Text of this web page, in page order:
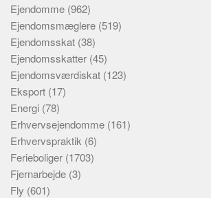
Ejendomme (962)
Ejendomsmæglere (519)
Ejendomsskat (38)
Ejendomsskatter (45)
Ejendomsværdiskat (123)
Eksport (17)
Energi (78)
Erhvervsejendomme (161)
Erhvervspraktik (6)
Ferieboliger (1703)
Fjernarbejde (3)
Fly (601)